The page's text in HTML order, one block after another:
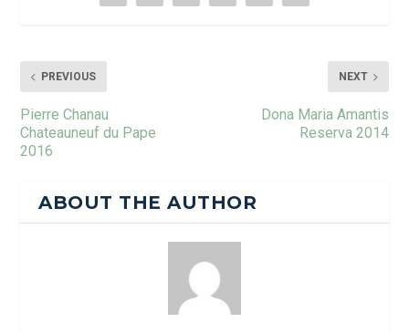
PREVIOUS
Pierre Chanau
Chateauneuf du Pape
2016
NEXT
Dona Maria Amantis
Reserva 2014
ABOUT THE AUTHOR